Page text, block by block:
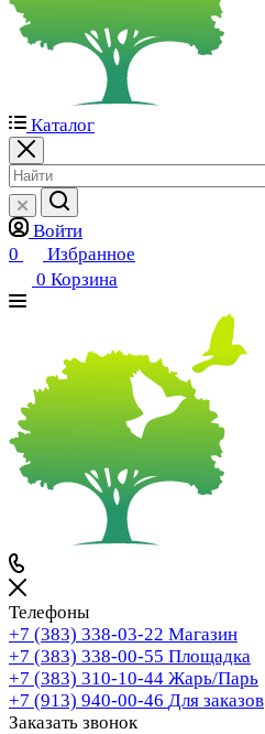
Каталог
Войти
0
Избранное
0 Корзина
Телефоны
+7 (383) 338-03-22 Магазин
+7 (383) 338-00-55 Площадка
+7 (383) 310-10-44 Жарь/Парь
+7 (913) 940-00-46 Для заказов
Заказать звонок